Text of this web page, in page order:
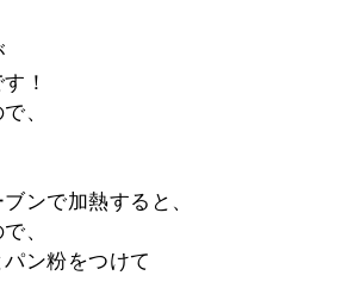
！
、
ンで加熱すると、
、
ン粉をつけて